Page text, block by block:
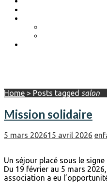
Home > Posts tagged salon
Mission solidaire
5 mars 202615 avril 2026
Un séjour placé sous le
Du 19 février au 5 mars
association a eu